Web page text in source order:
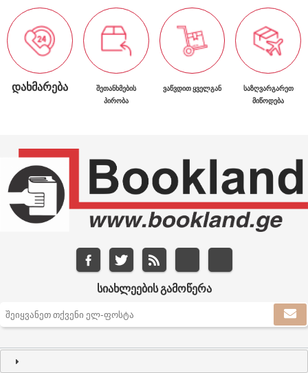
ᲓᲐᲮᲛᲐᲠᲔᲑᲐ
ᲨᲔᲗᲐᲜᲮᲛᲔᲑᲘᲡ
ᲞᲘᲠᲝᲑᲐ
ᲕᲐᲬᲕᲓᲘᲗ ᲧᲕᲔᲚᲒᲐᲜ
ᲡᲐᲖᲦᲕᲐᲠᲒᲐᲠᲔᲗ
ᲛᲘᲬᲝᲓᲔᲑᲐ
ᲡᲘᲐᲮᲚᲔᲔᲑᲘᲡ ᲒᲐᲛᲝᲬᲔᲠᲐ